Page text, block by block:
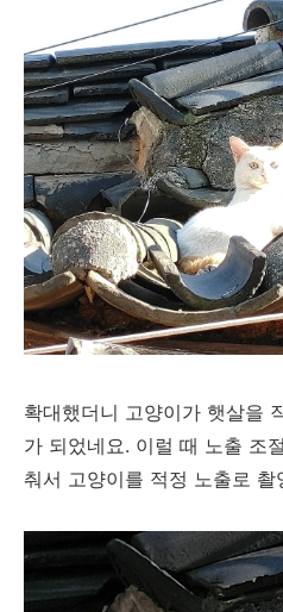
확대했더니 고양이가 햇살을
가 되었네요. 이럴 때 노출 조
춰서 고양이를 적정 노출로 촬